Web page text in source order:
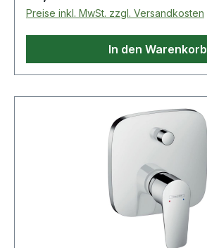
Preise inkl. MwSt. zzgl. Versandkosten
In den Warenkorb